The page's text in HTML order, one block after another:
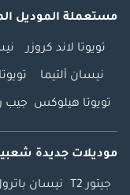
مستعملة الموديل
تويوتا لاند كروزر
نيسان ألتيما
تويوتا هيلوكس جيب
موديلات جديدة
جيتور T2 نيسان